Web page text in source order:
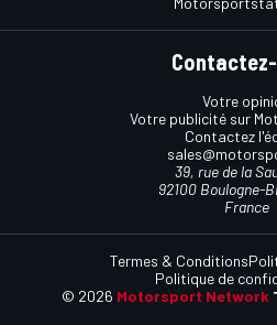
Votre
Votre publicité sur
Contactez
39, rue de la
92100 Boulogne-
France
© 2026 Motorsport Network
Termes & Conditions
Politique de